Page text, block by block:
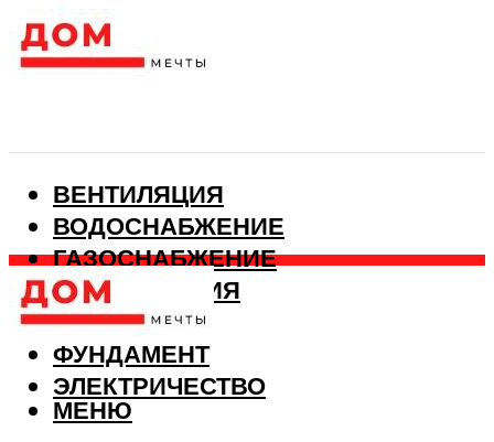
ВЕНТИЛЯЦИЯ
ВОДОСНАБЖЕНИЕ
ГАЗОСНАБЖЕНИЕ
КАНАЛИЗАЦИЯ
ОТОПЛЕНИЕ
ФУНДАМЕНТ
ЭЛЕКТРИЧЕСТВО
МЕНЮ